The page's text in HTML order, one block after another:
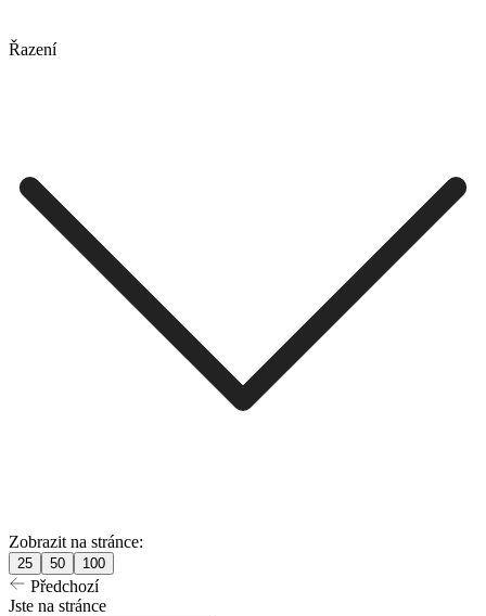
Řazení
Zobrazit na stránce:
25 50 100
Předchozí
Jste na stránce